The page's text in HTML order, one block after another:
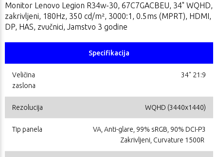
Monitor Lenovo Legion R34w-30, 67C7GACBEU, 34" WQHD,
zakrivljeni, 180Hz, 350 cd/m², 3000:1, 0.5ms (MPRT), HDMI,
DP, HAS, zvučnici, Jamstvo 3 godine
Specifikacija
Veličina
zaslona
34" 21:9
Rezolucija WQHD (3440x1440)
Tip panela
VA, Anti-glare, 99% sRGB, 90% DCI-P3
Zakrivljeni, Curvature 1500R